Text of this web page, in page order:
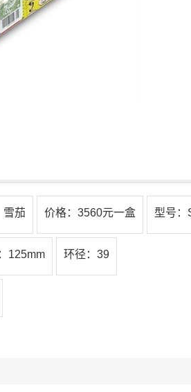
雪茄 价格：3560元一盒 型号：
125mm 环径：39